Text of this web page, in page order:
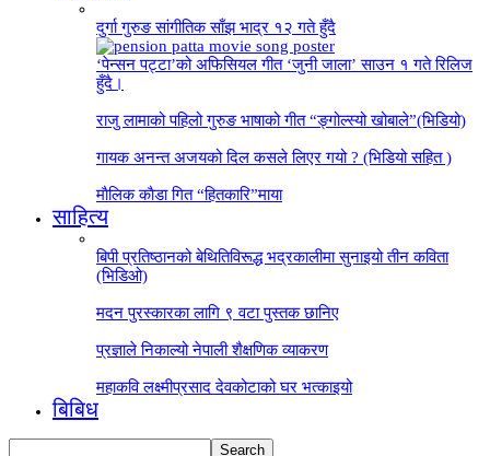
दुर्गा गुरुङ सांगीतिक साँझ भाद्र १२ गते हुँदै
‘पेन्सन पट्टा’को अफिसियल गीत ‘जुनी जाला’ साउन १ गते रिलिज
हुँदै।
राजु लामाको पहिलो गुरुङ भाषाको गीत “ङ्गोल्स्यो खोबाले”(भिडियो)
गायक अनन्त अजयको दिल कसले लिएर गयो ? (भिडियो सहित )
माैलिक काैडा गित “हितकारि”माया
साहित्य
बिपी प्रतिष्ठानको बेथितिविरूद्ध भद्रकालीमा सुनाइयो तीन कविता
(भिडिओ)
मदन पुरस्कारका लागि ९ वटा पुस्तक छानिए
प्रज्ञाले निकाल्यो नेपाली शैक्षणिक व्याकरण
महाकवि लक्ष्मीप्रसाद देवकोटाको घर भत्काइयो
बिबिध